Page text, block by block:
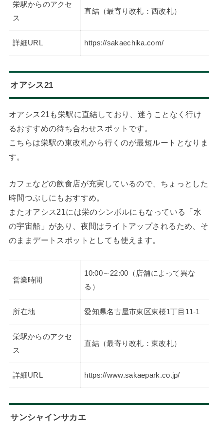
栄駅からのアクセ
ス
直結（最寄り改札：西改札）
詳細URL https://sakaechika.com/
オアシス21
オアシス21も栄駅に直結しており、迷うことなく行け
るおすすめの待ち合わせスポットです。
こちらは栄駅の東改札から行くのが最短ルートとなりま
す。
カフェなどの飲食店が充実しているので、ちょっとした
時間つぶしにもおすすめ。
またオアシス21には栄のシンボルにもなっている「水
の宇宙船」があり、夜間はライトアップされるため、そ
のままデートスポットとしても使えます。
営業時間
10:00～22:00（店舗によって異な
る）
所在地 愛知県名古屋市東区東桜1丁目11-1
栄駅からのアクセ
ス
直結（最寄り改札：東改札）
詳細URL https://www.sakaepark.co.jp/
サンシャインサカエ